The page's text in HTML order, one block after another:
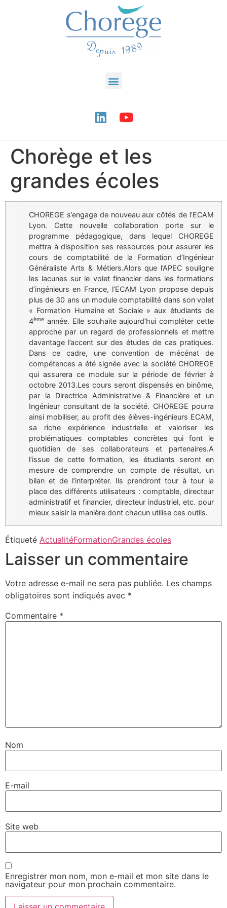
Chorège et les
grandes écoles
CHOREGE s’engage de nouveau aux côtés de l’ECAM
Lyon. Cette nouvelle collaboration porte sur le
programme pédagogique, dans lequel CHOREGE
mettra à disposition ses ressources pour assurer les
cours de comptabilité de la Formation d’Ingénieur
Généraliste Arts & Métiers.Alors que l’APEC souligne
les lacunes sur le volet financier dans les formations
d’ingénieurs en France, l’ECAM Lyon propose depuis
plus de 30 ans un module comptabilité dans son volet
« Formation Humaine et Sociale » aux étudiants de
4ème année. Elle souhaite aujourd’hui compléter cette
approche par un regard de professionnels et mettre
davantage l’accent sur des études de cas pratiques.
Dans ce cadre, une convention de mécénat de
compétences a été signée avec la société CHOREGE
qui assurera ce module sur la période de février à
octobre 2013.Les cours seront dispensés en binôme,
par la Directrice Administrative & Financière et un
Ingénieur consultant de la société. CHOREGE pourra
ainsi mobiliser, au profit des élèves-ingénieurs ECAM,
sa riche expérience industrielle et valoriser les
problématiques comptables concrètes qui font le
quotidien de ses collaborateurs et partenaires.A
l’issue de cette formation, les étudiants seront en
mesure de comprendre un compte de résultat, un
bilan et de l’interpréter. Ils prendront tour à tour la
place des différents utilisateurs : comptable, directeur
administratif et financier, directeur industriel, etc. pour
mieux saisir la manière dont chacun utilise ces outils.
Étiqueté ActualitéFormationGrandes écoles
Laisser un commentaire
Votre adresse e-mail ne sera pas publiée. Les champs
obligatoires sont indiqués avec *
Commentaire *
Nom
E-mail
Site web
Enregistrer mon nom, mon e-mail et mon site dans le
navigateur pour mon prochain commentaire.